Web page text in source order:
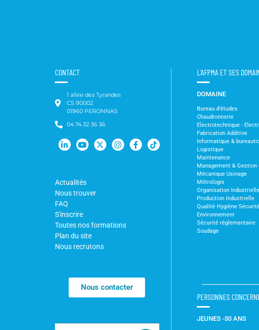
CONTACT
1 allée des Tyrandes
CS 90002
01960 PERONNAS
04 74 32 36 36
Actualités
Nous trouver
FAQ
S'inscrire
Toutes nos formations
Plan du site
Nous recrutons
Nous contacter
L'AFPMA ET SES
DOMAINE
Bureau d'études
Chaudronnerie
Electrotechnique -
Fabrication Additive
Informatique &
Logistique
Maintenance
Management & Gestion
Mécanique Usinage
Métrologie
Organisation Industrielle
Production Industrielle
Qualité Hygiène
Environnement
Sécurité réglementaire
Soudage
PERSONNES
JEUNES -30 ANS